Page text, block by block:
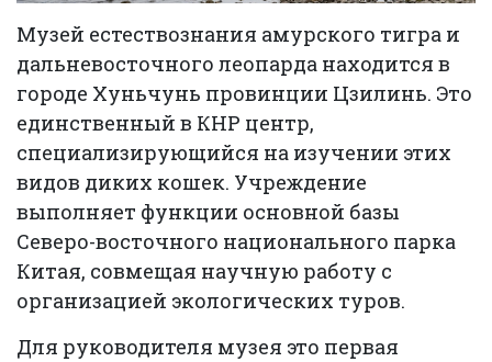
Музей естествознания амурского тигра и
дальневосточного леопарда находится в
городе Хуньчунь провинции Цзилинь. Это
единственный в КНР центр,
специализирующийся на изучении этих
видов диких кошек. Учреждение
выполняет функции основной базы
Северо-восточного национального парка
Китая, совмещая научную работу с
организацией экологических туров.
Для руководителя музея это первая